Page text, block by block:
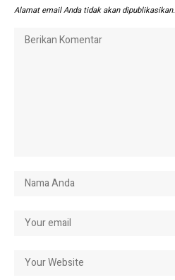
Alamat email Anda tidak akan dipublikasikan.